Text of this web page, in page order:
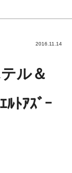
2016.11.14
ル＆
ﾄｱｽﾞｰ